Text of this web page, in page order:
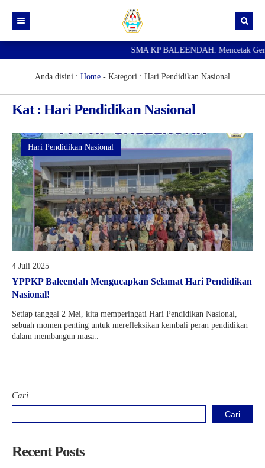
Data Guru
SPMB
SNBP
SMA KP BALEENDAH: Mencetak
Anda disini : Home - Kategori : Hari Pendidikan Nasional
Kat : Hari Pendidikan Nasional
Hari Pendidikan Nasional
4 Juli 2025
YPPKP Baleendah Mengucapkan Selamat Hari Pendidikan
Nasional!
Setiap tanggal 2 Mei, kita memperingati Hari Pendidikan Nasional,
sebuah momen penting untuk merefleksikan kembali peran pendidikan
dalam membangun masa..
Cari
Cari
Recent Posts